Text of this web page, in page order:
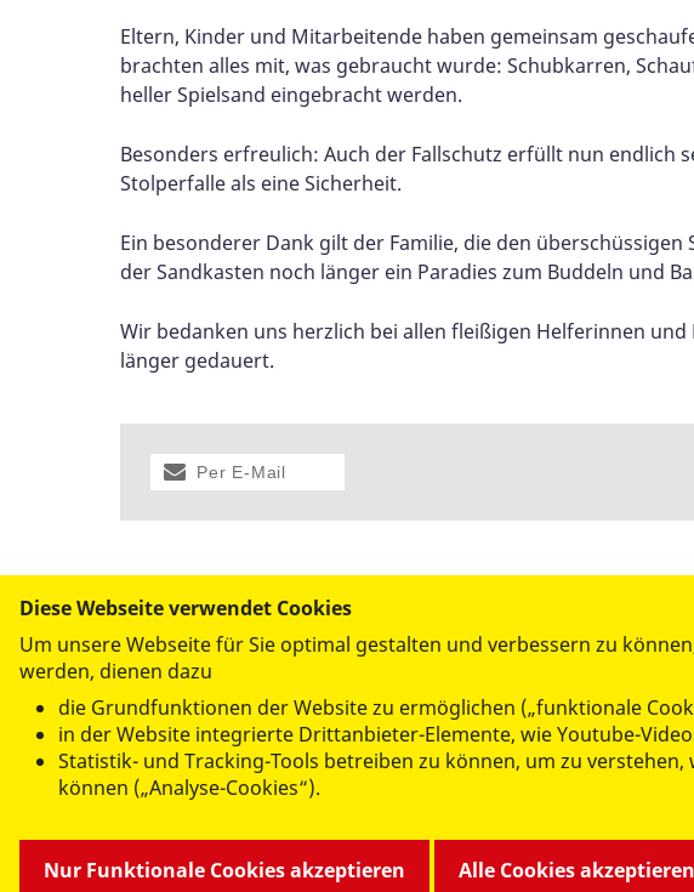
Eltern, Kinder und Mitarbeitende haben gemeinsam
brachten alles mit, was gebraucht wurde: Schubkarren,
heller Spielsand eingebracht werden.
Besonders erfreulich: Auch der Fallschutz erfüllt nun endlich
Stolperfalle als eine Sicherheit.
Ein besonderer Dank gilt der Familie, die den
der Sandkasten noch länger ein Paradies zum Buddeln und
Wir bedanken uns herzlich bei allen fleißigen Helferinnen
länger gedauert.
Per E-Mail
ANGEBOTE FÜR SIE
Leben und Pflege im Alter
Kindertageseinrichtungen
Ambulate Hilfen zur Erziehung
Diese Webseite verwendet Cookies
Um unsere Webseite für Sie optimal gestalten und verbessern zu
werden, dienen dazu
die Grundfunktionen der Website zu ermöglichen („funktionale
in der Website integrierte Drittanbieter-Elemente, wie Youtube-
Statistik- und Tracking-Tools betreiben zu können, um zu
können („Analyse-Cookies“).
Nur Funktionale Cookies akzeptieren Alle Cookies akzeptieren